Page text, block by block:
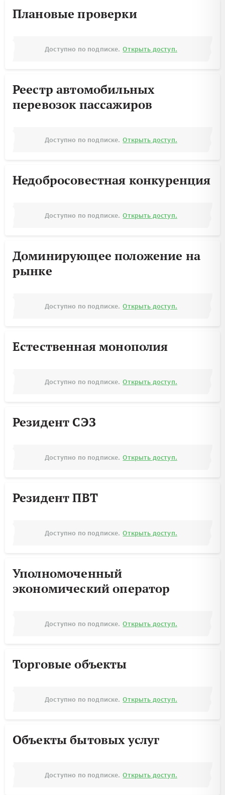
Плановые проверки
Доступно по подписке. Открыть доступ.
Реестр автомобильных
перевозок пассажиров
Доступно по подписке. Открыть доступ.
Недобросовестная конкуренция
Доступно по подписке. Открыть доступ.
Доминирующее положение на
рынке
Доступно по подписке. Открыть доступ.
Естественная монополия
Доступно по подписке. Открыть доступ.
Резидент СЭЗ
Доступно по подписке. Открыть доступ.
Резидент ПВТ
Доступно по подписке. Открыть доступ.
Уполномоченный
экономический оператор
Доступно по подписке. Открыть доступ.
Торговые объекты
Доступно по подписке. Открыть доступ.
Объекты бытовых услуг
Доступно по подписке. Открыть доступ.